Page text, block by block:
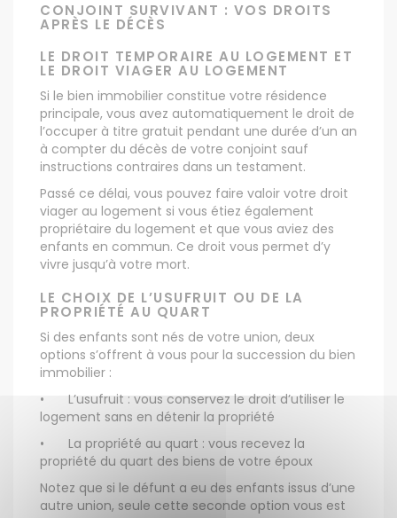
CONJOINT SURVIVANT : VOS DROITS
APRÈS LE DÉCÈS
LE DROIT TEMPORAIRE AU LOGEMENT ET
LE DROIT VIAGER AU LOGEMENT
Si le bien immobilier constitue votre résidence
principale, vous avez automatiquement le droit de
l’occuper à titre gratuit pendant une durée d’un an
à compter du décès de votre conjoint sauf
instructions contraires dans un testament.
Passé ce délai, vous pouvez faire valoir votre droit
viager au logement si vous étiez également
propriétaire du logement et que vous aviez des
enfants en commun. Ce droit vous permet d’y
vivre jusqu’à votre mort.
LE CHOIX DE L’USUFRUIT OU DE LA
PROPRIÉTÉ AU QUART
Si des enfants sont nés de votre union, deux
options s’offrent à vous pour la succession du bien
immobilier :
•
L’usufruit : vous conservez le droit d’utiliser le
logement sans en détenir la propriété
•
La propriété au quart : vous recevez la
propriété du quart des biens de votre époux
Notez que si le défunt a eu des enfants issus d’une
autre union, seule cette seconde option vous est